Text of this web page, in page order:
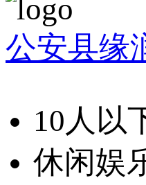
公安县缘
10人以
休闲娱